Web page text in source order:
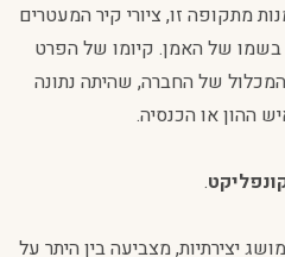
מתקופה זו, ציורי קיר המעטרים
בשמו של האמן. קיומו של הפרט
של החברה, שהיתה נתונה
ההון או הכנסיה.
.
יצירתיות, מצביעה בין היתר על